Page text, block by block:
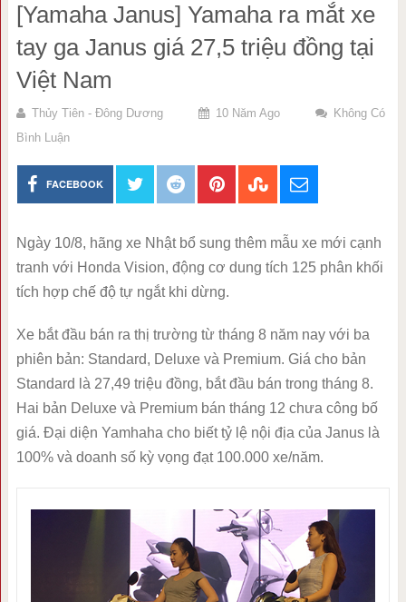
[Yamaha Janus] Yamaha ra mắt xe
tay ga Janus giá 27,5 triệu đồng tại
Việt Nam
Thủy Tiên - Đông Dương 10 Năm Ago
Không Có
Bình Luận
FACEBOOK
Ngày 10/8, hãng xe Nhật bổ sung thêm mẫu xe mới cạnh
tranh với Honda Vision, động cơ dung tích 125 phân khối
tích hợp chế độ tự ngắt khi dừng.
Xe bắt đầu bán ra thị trường từ tháng 8 năm nay với ba
phiên bản: Standard, Deluxe và Premium. Giá cho bản
Standard là 27,49 triệu đồng, bắt đầu bán trong tháng 8.
Hai bản Deluxe và Premium bán tháng 12 chưa công bố
giá. Đại diện Yamhaha cho biết tỷ lệ nội địa của Janus là
100% và doanh số kỳ vọng đạt 100.000 xe/năm.